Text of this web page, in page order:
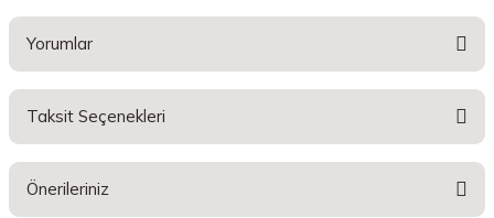
Yorumlar
Taksit Seçenekleri
Önerileriniz